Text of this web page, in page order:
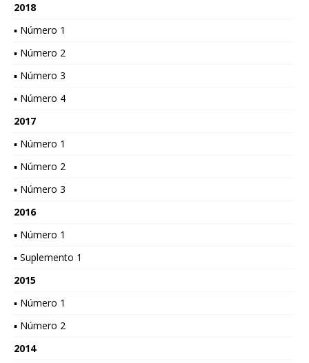
2018
▪ Número 1
▪ Número 2
▪ Número 3
▪ Número 4
2017
▪ Número 1
▪ Número 2
▪ Número 3
2016
▪ Número 1
▪ Suplemento 1
2015
▪ Número 1
▪ Número 2
2014